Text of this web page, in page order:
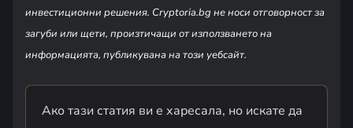
инвестиционни решения. Cryptoria.bg не носи отговорност за
загуби или щети, произтичащи от използването на
информацията, публикувана на този уебсайт.
Ако тази статия ви е харесала, но искате да